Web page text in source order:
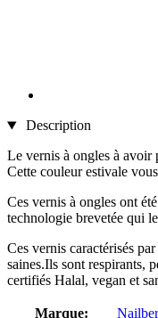
Description
Le vernis à ongles à avoir
Cette couleur estivale
Ces vernis à ongles ont
technologie brevetée qui
Ces vernis caractérisés
saines.Ils sont respirants,
certifiés Halal, vegan et
Marque: